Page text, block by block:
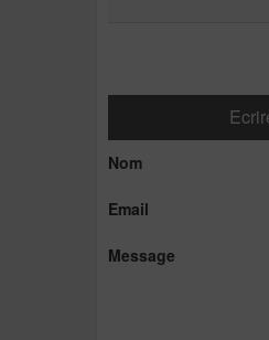
Nom
Email
Message